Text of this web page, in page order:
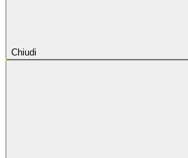
Chiudi